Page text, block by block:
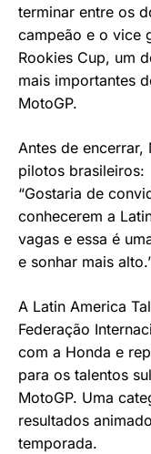
terminar entre os
campeão e o vice
Rookies Cup, um
mais importantes
MotoGP.
Antes de
pilotos brasileiros:
“Gostaria de
conhecerem a
vagas e essa é
e sonhar mais
A Latin America
Federação
com a Honda e
para os talentos
MotoGP. Uma
resultados
temporada.